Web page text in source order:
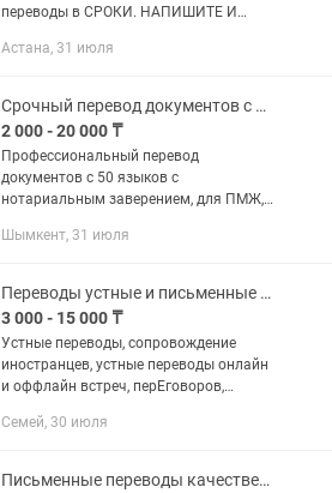
переводы в СРОКИ. НАПИШИТЕ И
ПЕРЕВОДЧИКЕ НА НАШЕМ САЙТЕ - Мы
ПРЕИМУЩЕСТВА: +...
Астана, 31 июля
Срочный перевод документов с нотариальным заверением
2 000 - 20 000 ₸
Профессиональный перевод
документов с 50 языков с
нотариальным заверением, для ПМЖ,
Получение апостиля. Легализация.
Паспорта,...
Шымкент, 31 июля
Переводы устные и письменные качественно
3 000 - 15 000 ₸
Устные переводы, сопровождение
иностранцев, устные переводы онлайн
и оффлайн встреч, перЕговоров,
любого вида текста, нотариальное
Семей, 30 июля
Письменные переводы качественно